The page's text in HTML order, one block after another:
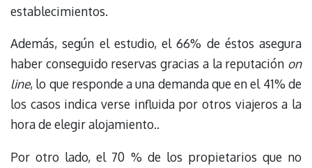
establecimientos.
Además, según el estudio, el 66% de éstos asegura
haber conseguido reservas gracias a la reputación on
line, lo que responde a una demanda que en el 41% de
los casos indica verse influida por otros viajeros a la
hora de elegir alojamiento..
Por otro lado, el 70 % de los propietarios que no